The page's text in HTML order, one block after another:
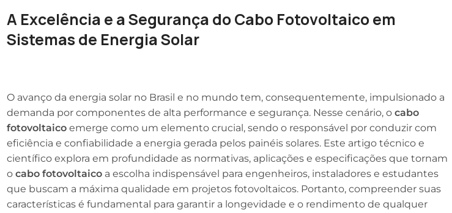
A Excelência e a Segurança do Cabo Fotovoltaico em
Sistemas de Energia Solar
O avanço da energia solar no Brasil e no mundo tem, consequentemente, impulsionado a
demanda por componentes de alta performance e segurança. Nesse cenário, o cabo
fotovoltaico emerge como um elemento crucial, sendo o responsável por conduzir com
eficiência e confiabilidade a energia gerada pelos painéis solares. Este artigo técnico e
científico explora em profundidade as normativas, aplicações e especificações que tornam
o cabo fotovoltaico a escolha indispensável para engenheiros, instaladores e estudantes
que buscam a máxima qualidade em projetos fotovoltaicos. Portanto, compreender suas
características é fundamental para garantir a longevidade e o rendimento de qualquer